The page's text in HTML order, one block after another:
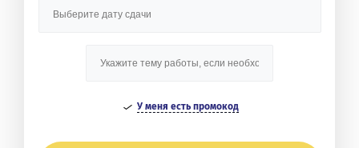
У меня есть промокод